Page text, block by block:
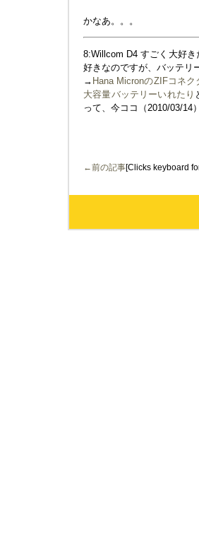
かなあ。。。
8:Willcom D4 すごく大好
好きなのですが、バッテリ
→ Hana MicronのZIFコネク
大容量バッテリーいれたり
って、今ココ（2010/03/14）
←前の記事[Clicks keyboard